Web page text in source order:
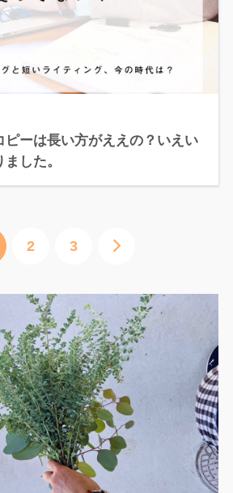
ピーは長い方がええの？いえい
した。
2 3